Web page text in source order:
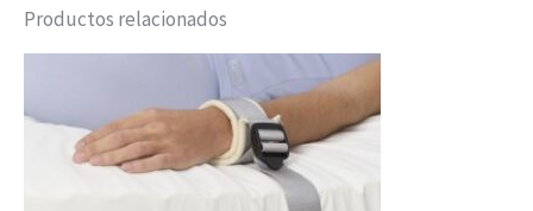
Productos relacionados